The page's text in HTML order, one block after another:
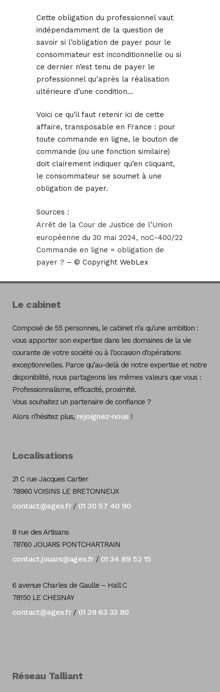
Cette obligation du professionnel vaut
indépendamment de la question de
savoir si l’obligation de payer pour le
consommateur est inconditionnelle ou si
ce dernier n’est tenu de payer le
professionnel qu’après la réalisation
ultérieure d’une condition…
Voici ce qu’il faut retenir ici de cette
affaire, transposable en France : pour
toute commande en ligne, le bouton de
commande (ou une fonction similaire)
doit clairement indiquer qu’en cliquant,
le consommateur se soumet à une
obligation de payer.
Sources :
Arrêt de la Cour de Justice de l’Union
européenne du 30 mai 2024, noC-400/22
Commande en ligne = obligation de
payer ? – © Copyright WebLex
Le cabinet
Composé de 55 personnes, le cabinet n’a qu’une ambition :
vous apporter son expertise dans les domaines de la vie
courante de votre société ou à l’occasion d’opérations
exceptionnelles. Parce qu’au-delà de notre expertise et notre
disponibilité, nous partageons les mêmes valeurs que vous :
Professionnalisme, efficacité, proximité.
Vous souhaitez un partenaire de confiance ?
Alors n’hésitez plus, rejoignez-nous!
Localisations
21 C rue Jacques Cartier
78960 VOISINS LE BRETONNEUX
contact@agex.fr/ 01 30 57 40 90
8 rue des Artisans
78760 JOUARS PONTCHARTRAIN
contact.jouars@agex.fr/ 01 34 89 52 15
6 avenue Charles de Gaulle – Hall C
78150 LE CHESNAY
contact@agex.fr/ 01 39 63 33 80
Réseau Talliant